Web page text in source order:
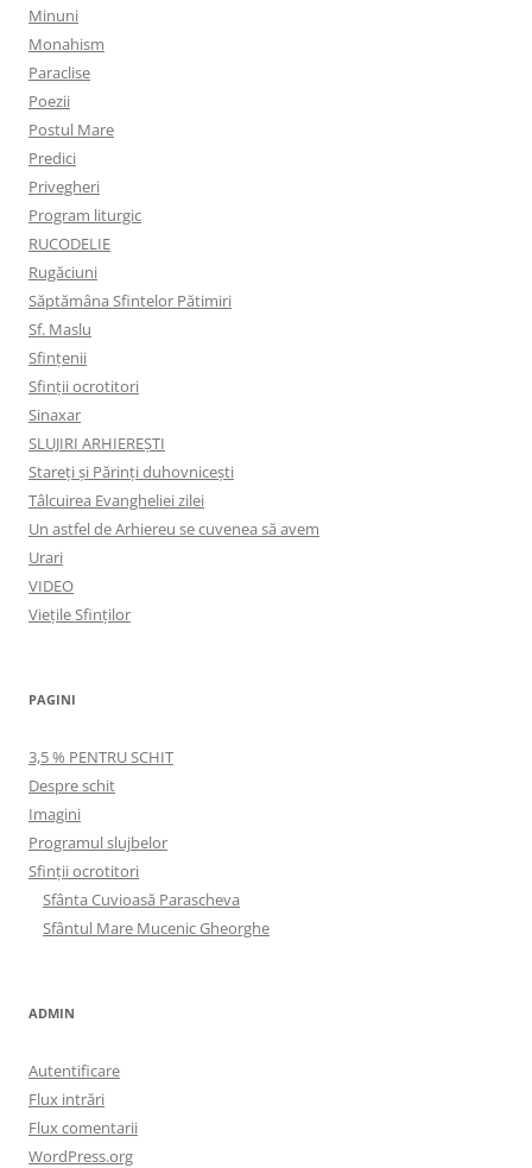
Minuni
Monahism
Paraclise
Poezii
Postul Mare
Predici
Privegheri
Program liturgic
RUCODELIE
Rugăciuni
Săptămâna Sfintelor Pătimiri
Sf. Maslu
Sfințenii
Sfinții ocrotitori
Sinaxar
SLUJIRI ARHIEREȘTI
Stareți și Părinți duhovnicești
Tâlcuirea Evangheliei zilei
Un astfel de Arhiereu se cuvenea să avem
Urari
VIDEO
Viețile Sfinților
PAGINI
3,5 % PENTRU SCHIT
Despre schit
Imagini
Programul slujbelor
Sfinţii ocrotitori
Sfânta Cuvioasă Parascheva
Sfântul Mare Mucenic Gheorghe
ADMIN
Autentificare
Flux intrări
Flux comentarii
WordPress.org